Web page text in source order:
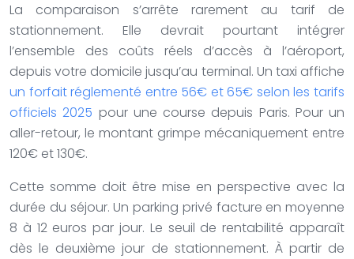
La comparaison s’arrête rarement au tarif de
stationnement. Elle devrait pourtant intégrer
l’ensemble des coûts réels d’accès à l’aéroport,
depuis votre domicile jusqu’au terminal. Un taxi affiche
un forfait réglementé entre 56€ et 65€ selon les tarifs
officiels 2025 pour une course depuis Paris. Pour un
aller-retour, le montant grimpe mécaniquement entre
120€ et 130€.
Cette somme doit être mise en perspective avec la
durée du séjour. Un parking privé facture en moyenne
8 à 12 euros par jour. Le seuil de rentabilité apparaît
dès le deuxième jour de stationnement. À partir de